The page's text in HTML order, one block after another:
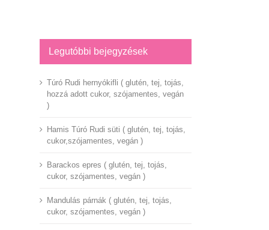
Legutóbbi bejegyzések
Túró Rudi hernyókifli ( glutén, tej, tojás,
hozzá adott cukor, szójamentes, vegán
)
Hamis Túró Rudi süti ( glutén, tej, tojás,
cukor,szójamentes, vegán )
Barackos epres ( glutén, tej, tojás,
cukor, szójamentes, vegán )
Mandulás párnák ( glutén, tej, tojás,
cukor, szójamentes, vegán )